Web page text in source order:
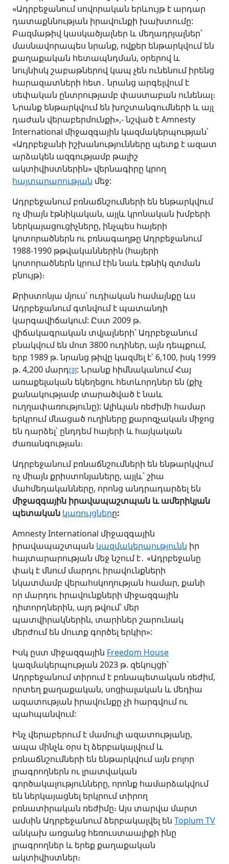
«Ադրբեջանում սովորական երևույթ է արդար
դատաքննության իրավունքի խախտումը:
Բազմաթիվ կասկածյալներ և մեղադրյալներ՝
մասնավորապես նրանք, ովքեր ենթարկվում են
քաղաքական հետապնդման, օրերով և
նույնիսկ շաբաթներով կապ չեն ունենում իրենց
հարազատների հետ․ նրանց արգելվում է
սեփական ընտրությամբ փաստաբան ունենալ։
Նրանք ենթարկվում են խոշտանգումների և այլ
դաժան վերաբերմունքի»,- նշված է Amnesty
International միջազգային կազմակերպության՝
«Ադրբեջանի իշխանությունները պետք է ազատ
արձակեն ազգությամբ թալիշ
ակտիվիստներին» վերնագիրը կրող
հայտարարության մեջ:
Ադրբեջանում բռնաճնշումների են ենթարկվում
ոչ միայն էթնիկական, այլև կրոնական խմբերի
ներկայացուցիչները, ինչպես հայերի
կոտորածներն ու բռնագաղթը Ադրբեջանում
1988-1990 թթվականներին (հայերի
կոտորածներն կրում էին նաև էթնիկ զտման
բնույթ)։
Քրիստոնյա մյուս՝ ուդիական համայնքը ևս
Ադրբեջանում գտնվում է պատանդի
կարգավիճակում: Ըստ 2009 թ.
վիճակագրական տվյալների՝ Ադրբեջանում
բնակվում են մոտ 3800 ուդիներ, այն դեպքում,
երբ 1989 թ. նրանց թիվը կազմել է՝ 6,100, իսկ 1999
թ. 4,200 մարդ[3]: Նրանք հիմնականում Հայ
առաքելական եկեղեցու հետևորդներ են (քիչ
քանակությամբ տարածված է նաև
ուղղափառությունը): Ալիևյան ռեժիմի համար
երկրում մնացած ուղիները քարոզչական միջոց
են դարձել՝ ընդդեմ հայերի և հայկական
ժառանգության։
Ադրբեջանում բռնաճնշումների են ենթարկվում
ոչ միայն քրիստոնյաները, այլև՝ շիա
մահմեդականները, որոնց անդրադարձել են
միջազգային իրավապաշտպան և ամերիկյան
պետական կառույցները:
Amnesty International միջազգային
իրավապաշտպան կազմակերպությունն իր
հայտարարության մեջ նշում է․ «Ադրբեջանը
փակ է մնում մարդու իրավունքների
նկատմամբ վերահսկողության համար, քանի
որ մարդու իրավունքների միջազգային
դիտորդներին, այդ թվում՝ մեր
պատվիրակներին, տարիներ շարունակ
մերժում են մուտք գործել երկիր»:
Իսկ ըստ միջազգային Freedom House
կազմակերպության 2023 թ. զեկույցի՝
Ադրբեջանում տիրում է բռնապետական ռեժիմ,
որտեղ քաղաքական, սոցիալական և մեդիա
ազատության իրավունքը չի հարգվում ու
պահպանվում:
Ինչ վերաբերում է մամուլի ազատությանը,
ապա մինչև օրս էլ ձերբակալվում և
բռնաճնշումների են ենթարկվում այն բոլոր
լրագրողներն ու լրատվական
գործակալությունները, որոնք համարձակվում
են ներկայացնել երկրում տիրող
բռնատիրական ռեժիմը։ Այս տարվա մարտ
ամսին Ադրբեջանում ձերբակալվել են Toplum TV
անկախ առցանց հեռուստաալիքի ինը
լրագրողներ և երեք քաղաքական
ակտիվիստներ։